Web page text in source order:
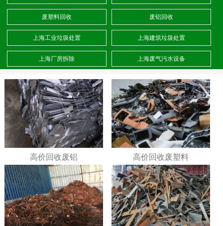
废塑料回收 废铝回收
上海工业垃圾处置 上海建筑垃圾处置
上海厂房拆除 上海废气污水设备
高价回收废铝 高价回收废塑料